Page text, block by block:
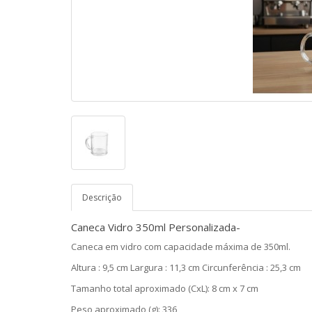
Descrição
Caneca Vidro 350ml Personalizada-
Caneca em vidro com capacidade máxima de 350ml.
Altura : 9,5 cm Largura : 11,3 cm Circunferência : 25,3 cm
Tamanho total aproximado (CxL): 8 cm x 7 cm
Peso aproximado (g): 336